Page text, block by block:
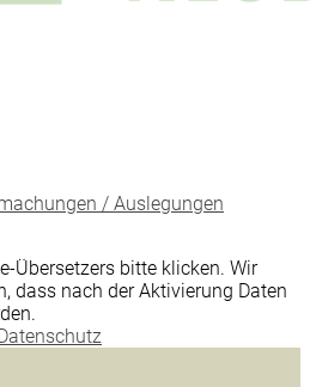
/ Auslegungen
Übersetzers bitte klicken. Wir
dass nach der Aktivierung Daten